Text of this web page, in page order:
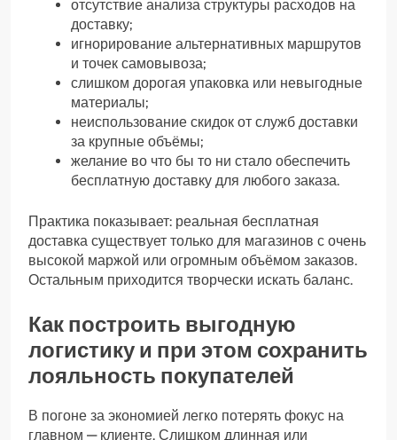
отсутствие анализа структуры расходов на
доставку;
игнорирование альтернативных маршрутов
и точек самовывоза;
слишком дорогая упаковка или невыгодные
материалы;
неиспользование скидок от служб доставки
за крупные объёмы;
желание во что бы то ни стало обеспечить
бесплатную доставку для любого заказа.
Практика показывает: реальная бесплатная
доставка существует только для магазинов с очень
высокой маржой или огромным объёмом заказов.
Остальным приходится творчески искать баланс.
Как построить выгодную
логистику и при этом сохранить
лояльность покупателей
В погоне за экономией легко потерять фокус на
главном — клиенте. Слишком длинная или